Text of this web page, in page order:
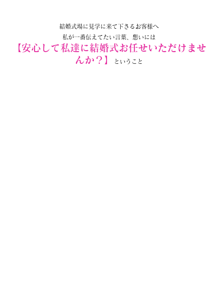
結婚式場に見学に来て下さるお客様へ
私が一番伝えてたい言葉、想いには
【安心して私達に結婚式お任せいただけませ
んか？】
ということ